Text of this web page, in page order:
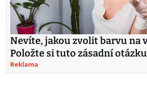
Nevíte, jakou zvolit barvu na
Položte si tuto zásadní otázku
Reklama